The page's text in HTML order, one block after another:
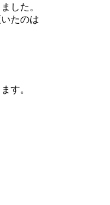
した。
たのは
す。